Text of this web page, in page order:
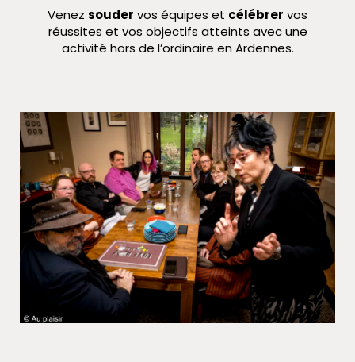
Venez souder vos équipes et célébrer vos
réussites et vos objectifs atteints avec une
activité hors de l’ordinaire en Ardennes.